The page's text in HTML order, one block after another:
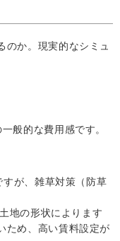
のか。現実的なシミュ
般的な費用感です。
すが、雑草対策（防草
土地の形状によります
ため、高い賃料設定が